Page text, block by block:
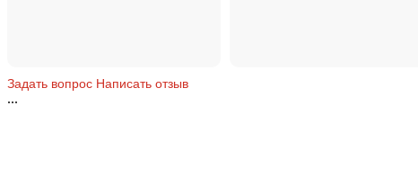
Задать вопрос Написать отзыв
...